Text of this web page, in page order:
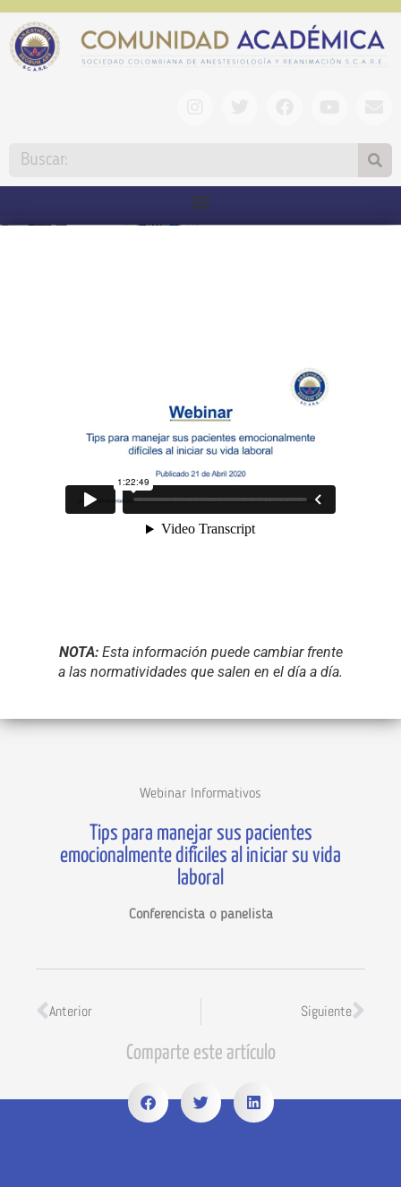
NOTA:Esta información puede cambiar frente
a las normatividades que salen en el día a día.
Webinar Informativos
Tips para manejar sus pacientes
emocionalmente difíciles al iniciar su vida
laboral
Conferencista o panelista
Anterior Siguiente
Comparte este artículo